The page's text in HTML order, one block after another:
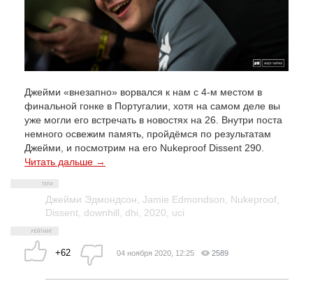
Джейми «внезапно» ворвался к нам с 4-м местом в
финальной гонке в Португалии, хотя на самом деле вы
уже могли его встречать в новостях на 26. Внутри поста
немного освежим память, пройдёмся по результатам
Джейми, и посмотрим на его Nukeproof Dissent 290.
Читать дальше →
Джейми Эдмондсон Jamie Edmondson Nukeproof
Dissent downhill dhi 2020 uci
+62 04 ноября 2020, 12:25 2589